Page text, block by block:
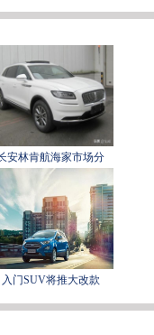
安林肯航海家市场分
入门SUV将推大改款